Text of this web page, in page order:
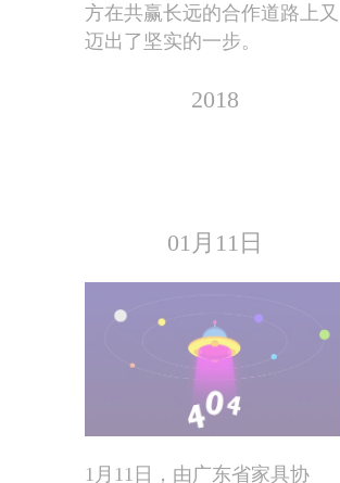
方在共赢长远的合作道路上又
迈出了坚实的一步。
2018
01月11日
1月11日，由广东省家具协